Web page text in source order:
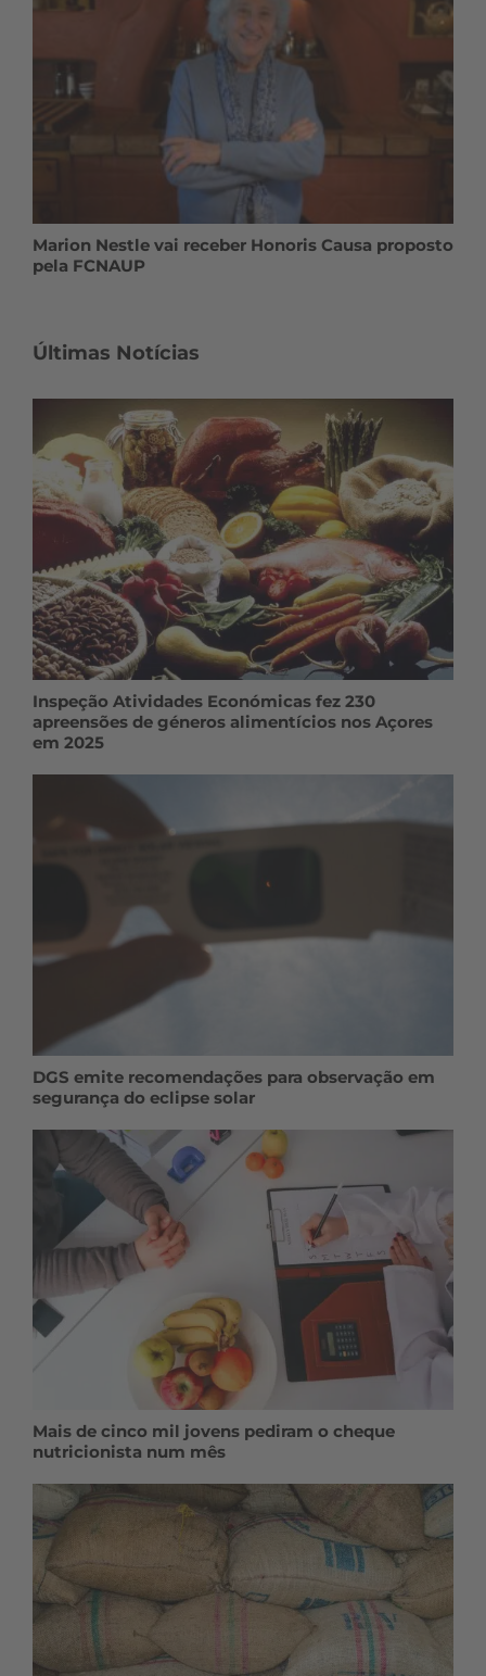
Marion Nestle vai receber Honoris Causa proposto
pela FCNAUP
Últimas Notícias
Inspeção Atividades Económicas fez 230
apreensões de géneros alimentícios nos Açores
em 2025
DGS emite recomendações para observação em
segurança do eclipse solar
Mais de cinco mil jovens pediram o cheque
nutricionista num mês